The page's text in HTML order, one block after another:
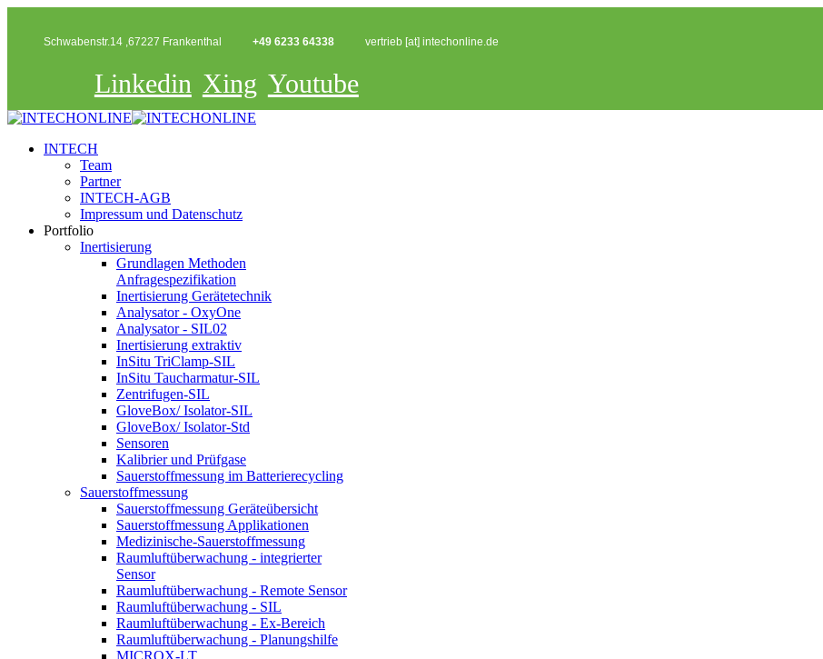
Schwabenstr.14 ,67227 Frankenthal +49 6233 64338 vertrieb [at] intechonline.de
Linkedin Xing Youtube
INTECH
Team
Partner
INTECH-AGB
Impressum und Datenschutz
Portfolio
Inertisierung
Grundlagen Methoden
Anfragespezifikation
Inertisierung Gerätetechnik
Analysator - OxyOne
Analysator - SIL02
Inertisierung extraktiv
InSitu TriClamp-SIL
InSitu Taucharmatur-SIL
Zentrifugen-SIL
GloveBox/ Isolator-SIL
GloveBox/ Isolator-Std
Sensoren
Kalibrier und Prüfgase
Sauerstoffmessung im Batterierecycling
Sauerstoffmessung
Sauerstoffmessung Geräteübersicht
Sauerstoffmessung Applikationen
Medizinische-Sauerstoffmessung
Raumluftüberwachung - integrierter
Sensor
Raumluftüberwachung - Remote Sensor
Raumluftüberwachung - SIL
Raumluftüberwachung - Ex-Bereich
Raumluftüberwachung - Planungshilfe
MICROX-LT